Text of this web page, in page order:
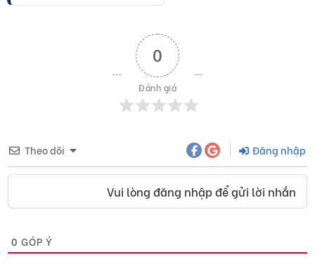
0
Đánh giá
Theo dõi Đăng nhập
Vui lòng đăng nhập để gửi lời nhắn
0 GÓP Ý